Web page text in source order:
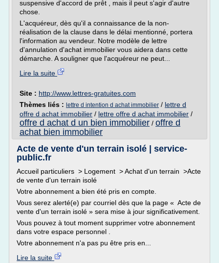
suspensive d'accord de prêt , mais il peut s'agir d'autre
chose.
L'acquéreur, dès qu'il a connaissance de la non-
réalisation de la clause dans le délai mentionné, portera
l'information au vendeur. Notre modèle de lettre
d'annulation d'achat immobilier vous aidera dans cette
démarche. A souligner que l'acquéreur ne peut...
Lire la suite
Site : http://www.lettres-gratuites.com
Thèmes liés : lettre d intention d achat immobilier / lettre d
offre d achat immobilier / lettre offre d achat immobilier /
offre d achat d un bien immobilier / offre d
achat bien immobilier
Acte de vente d'un terrain isolé | service-
public.fr
Accueil particuliers > Logement > Achat d'un terrain >Acte
de vente d'un terrain isolé
Votre abonnement a bien été pris en compte.
Vous serez alerté(e) par courriel dès que la page « Acte de
vente d'un terrain isolé » sera mise à jour significativement.
Vous pouvez à tout moment supprimer votre abonnement
dans votre espace personnel .
Votre abonnement n'a pas pu être pris en...
Lire la suite